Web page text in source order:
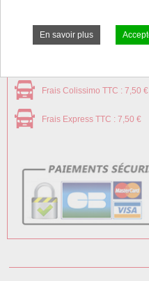
Frais Colissimo TTC : 7,50 €
Frais Express TTC : 7,50 €